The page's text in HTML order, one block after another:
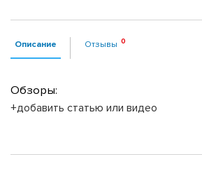
Описание Отзывы
Обзоры:
+добавить статью или видео